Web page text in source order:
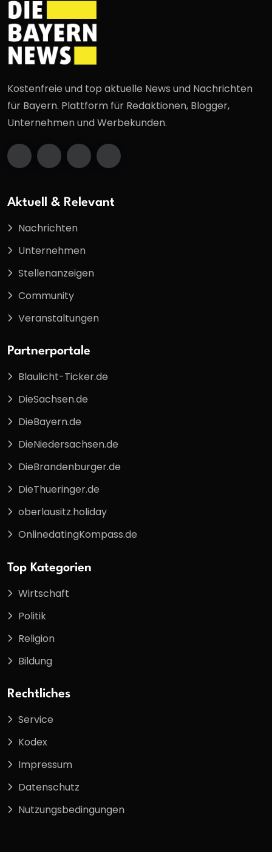
Kostenfreie und top aktuelle News und Nachrichten
für Bayern. Plattform für Redaktionen, Blogger,
Unternehmen und Werbekunden.
Aktuell & Relevant
Nachrichten
Unternehmen
Stellenanzeigen
Community
Veranstaltungen
Partnerportale
Blaulicht-Ticker.de
DieSachsen.de
DieBayern.de
DieNiedersachsen.de
DieBrandenburger.de
DieThueringer.de
oberlausitz.holiday
OnlinedatingKompass.de
Top Kategorien
Wirtschaft
Politik
Religion
Bildung
Rechtliches
Service
Kodex
Impressum
Datenschutz
Nutzungsbedingungen